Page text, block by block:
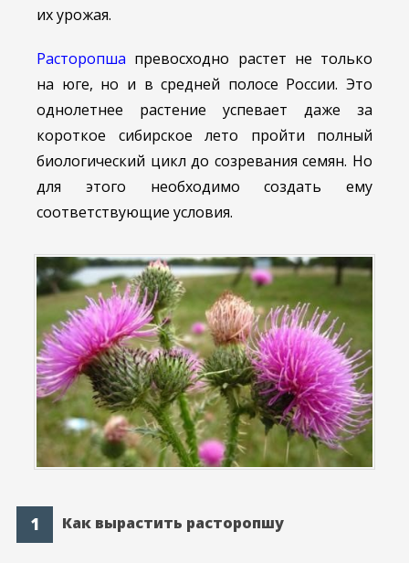
их урожая.
Расторопша превосходно растет не только
на юге, но и в средней полосе России. Это
однолетнее растение успевает даже за
короткое сибирское лето пройти полный
биологический цикл до созревания семян. Но
для этого необходимо создать ему
соответствующие условия.
Как вырастить расторопшу